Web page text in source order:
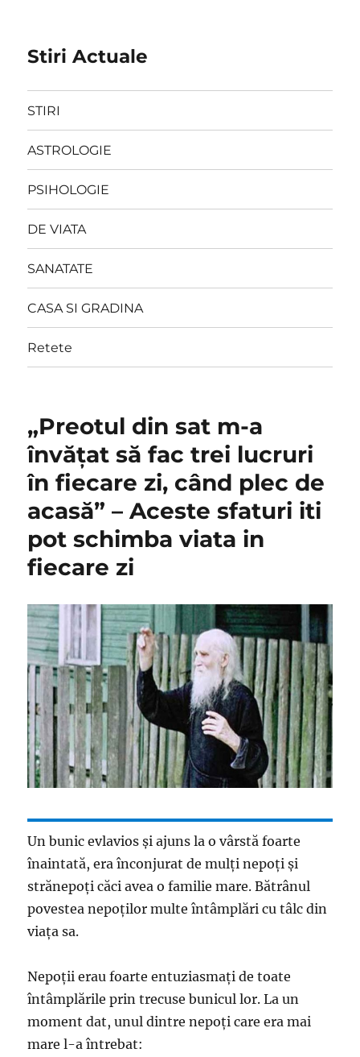
Stiri Actuale
STIRI
ASTROLOGIE
PSIHOLOGIE
DE VIATA
SANATATE
CASA SI GRADINA
Retete
„Preotul din sat m-a
învățat să fac trei lucruri
în fiecare zi, când plec de
acasă” – Aceste sfaturi iti
pot schimba viata in
fiecare zi
Un bunic evlavios și ajuns la o vârstă foarte
înaintată, era înconjurat de mulți nepoți și
strănepoți căci avea o familie mare. Bătrânul
povestea nepoților multe întâmplări cu tâlc din
viața sa.
Nepoții erau foarte entuziasmați de toate
întâmplările prin trecuse bunicul lor. La un
moment dat, unul dintre nepoți care era mai
mare l-a întrebat: